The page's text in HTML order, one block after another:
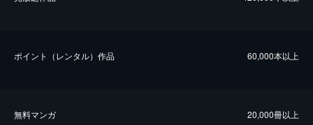
ポイント（レンタル）作品 60,000本以上
無料マンガ 20,000冊以上